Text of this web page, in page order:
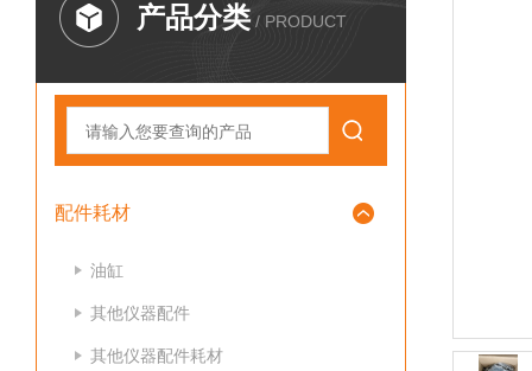
产品分类 / PRODUCT
配件耗材
油缸
其他仪器配件
其他仪器配件耗材